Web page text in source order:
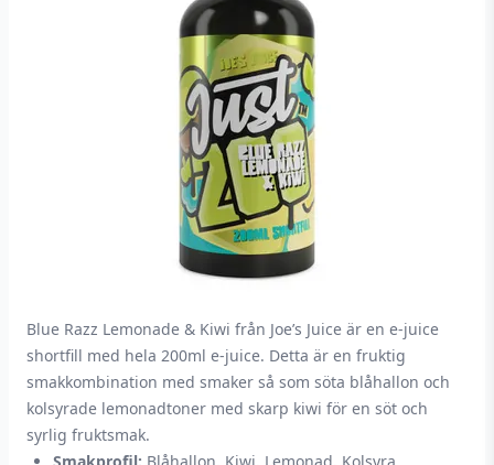
Blue Razz Lemonade & Kiwi från Joe’s Juice är en e-juice
shortfill med hela 200ml e-juice. Detta är en fruktig
smakkombination med smaker så som söta blåhallon och
kolsyrade lemonadtoner med skarp kiwi för en söt och
syrlig fruktsmak.